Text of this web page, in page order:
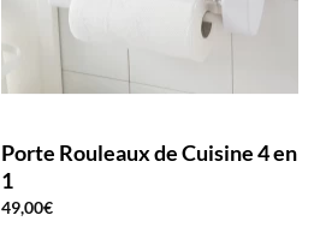
Porte Rouleaux de Cuisine 4 en
1
49,00€